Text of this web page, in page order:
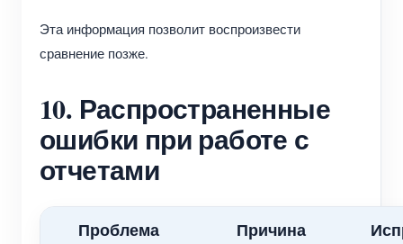
Эта информация позволит воспроизвести
сравнение позже.
10. Распространенные
ошибки при работе с
отчетами
Проблема Причина